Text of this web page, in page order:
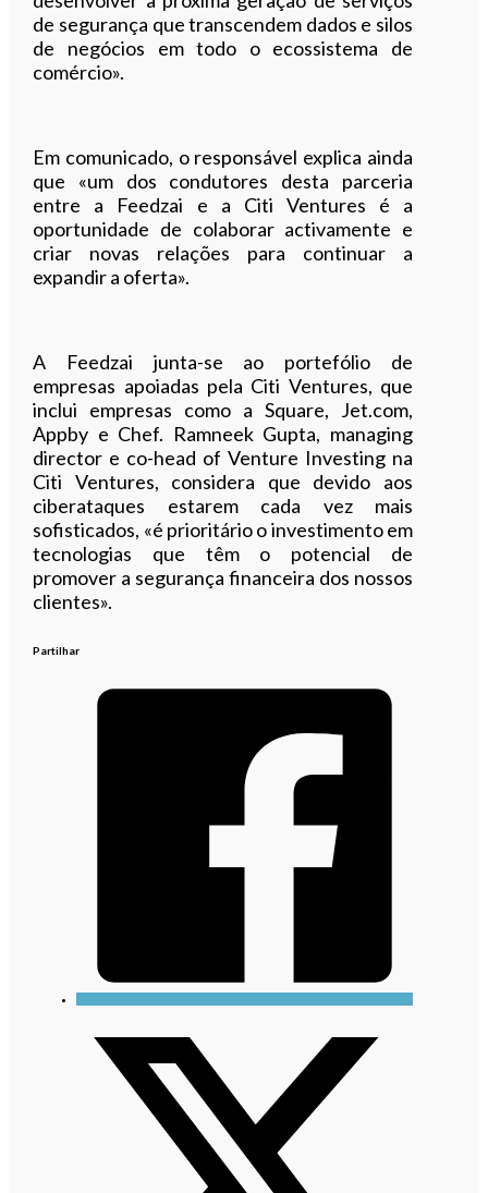
de segurança que transcendem dados e silos
de negócios em todo o ecossistema de
comércio».
Em comunicado, o responsável explica ainda
que «um dos condutores desta parceria
entre a Feedzai e a Citi Ventures é a
oportunidade de colaborar activamente e
criar novas relações para continuar a
expandir a oferta».
A Feedzai junta-se ao portefólio de
empresas apoiadas pela Citi Ventures, que
inclui empresas como a Square, Jet.com,
Appby e Chef. Ramneek Gupta, managing
director e co-head of Venture Investing na
Citi Ventures, considera que devido aos
ciberataques estarem cada vez mais
sofisticados, «é prioritário o investimento em
tecnologias que têm o potencial de
promover a segurança financeira dos nossos
clientes».
Partilhar